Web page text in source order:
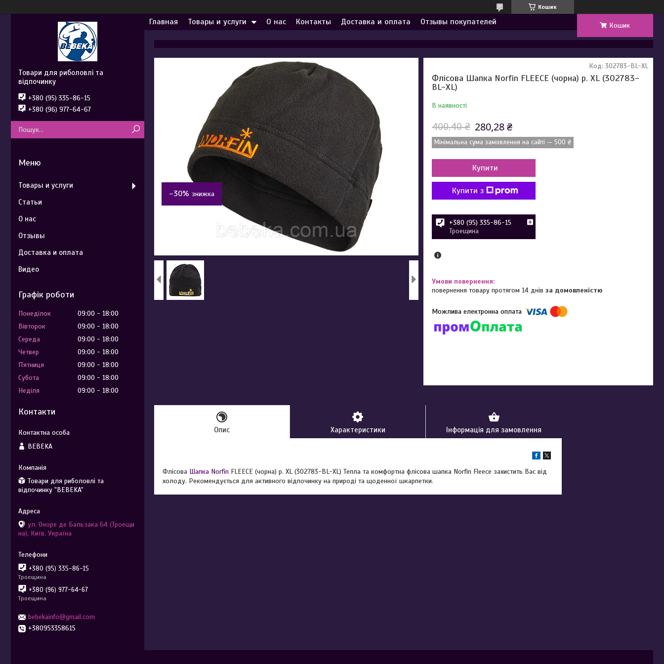
Кошик
Главная Товары и услуги О нас Контакты Доставка и оплата Отзывы покупателей Кошик
–30%
Флісова Шапка Norfin FLEECE (чорна) р. XL (302783-
BL-XL)
В наявності
Код: 302783-BL-XL
400,40 ₴ 280,28 ₴
Мінімальна сума замовлення на сайті — 500 ₴
Купити
Купити з
+380 (95) 335-86-15
Троещина
повернення товару протягом 14 днівза домовленістю
Опис Характеристики Інформація для замовлення
Флісова Шапка Norfin FLEECE (чорна) р. XL (302783-BL-XL) Тепла та комфортна флісова шапка Norfin Fleece захистить Вас від
холоду. Рекомендується для активного відпочинку на природі та щоденної шкарпетки.
Товари для риболовлі та
відпочинку
+380 (95) 335-86-15
+380 (96) 977-64-67
Товары и услуги
Статьи
О нас
Отзывы
Доставка и оплата
Видео
Графік роботи
Понеділок 09:00
18:00
Вівторок
09:00
18:00
Середа
09:00
18:00
Четвер
09:00
18:00
Пʼятниця
09:00
18:00
Субота
09:00
18:00
Неділя
09:00 18:00
Контакти
BEBEKA
Товари для риболовлі та
відпочинку "BEBEKA"
ул. Оноре де Бальзака 64 (Троещи
на), Київ, Україна
+380 (95) 335-86-15
Троещина
+380 (96) 977-64-67
Троещина
bebekainfo@gmail.com
+380953358615